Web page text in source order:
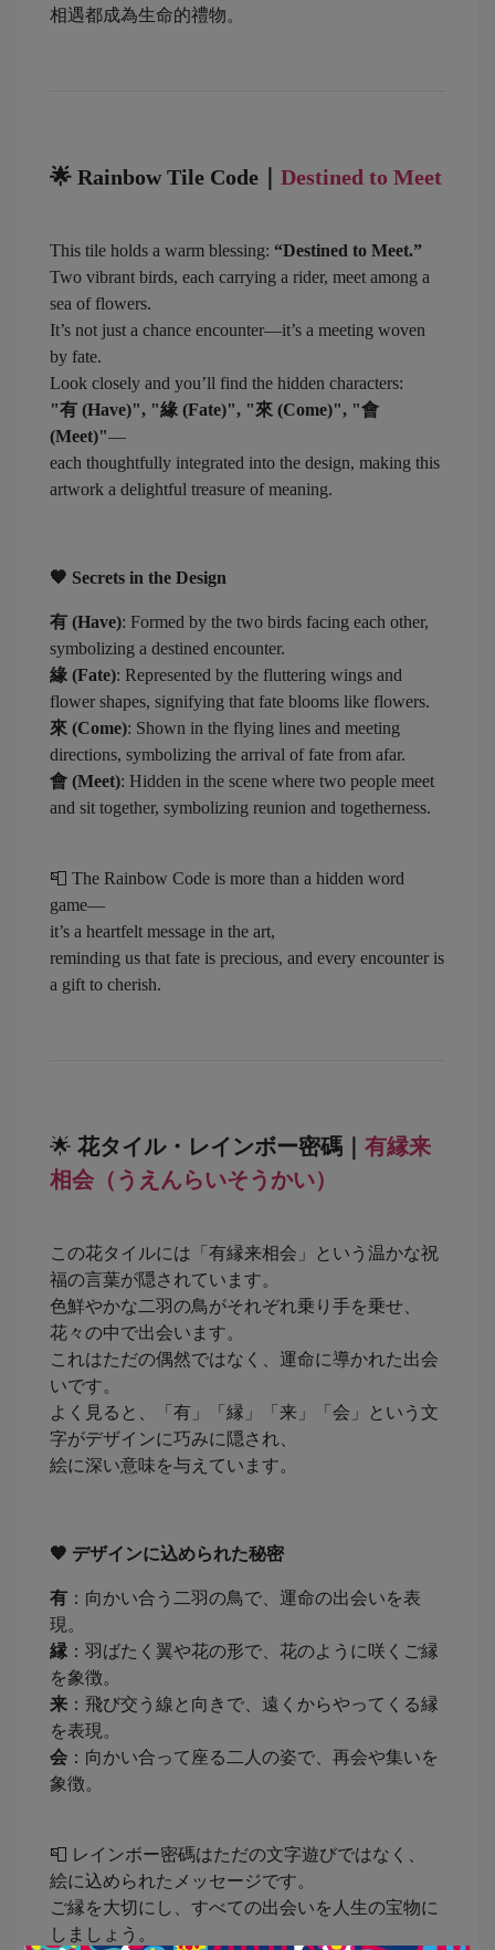
相遇都成為生命的禮物。
🌟 Rainbow Tile Code｜ Destined to Meet
This tile holds a warm blessing: “Destined to Meet.”
Two vibrant birds, each carrying a rider, meet among a
sea of flowers.
It’s not just a chance encounter—it’s a meeting woven
by fate.
Look closely and you’ll find the hidden characters:
"有 (Have)", "緣 (Fate)", "來 (Come)", "會
(Meet)"—
each thoughtfully integrated into the design, making this
artwork a delightful treasure of meaning.
🧡 Secrets in the Design
有 (Have): Formed by the two birds facing each other,
symbolizing a destined encounter.
緣 (Fate): Represented by the fluttering wings and
flower shapes, signifying that fate blooms like flowers.
來 (Come): Shown in the flying lines and meeting
directions, symbolizing the arrival of fate from afar.
會 (Meet): Hidden in the scene where two people meet
and sit together, symbolizing reunion and togetherness.
📮 The Rainbow Code is more than a hidden word
game—
it’s a heartfelt message in the art,
reminding us that fate is precious, and every encounter is
a gift to cherish.
🌟 花タイル・レインボー密碼｜ 有縁来
相会（うえんらいそうかい）
この花タイルには「有縁来相会」という温かな祝
福の言葉が隠されています。
色鮮やかな二羽の鳥がそれぞれ乗り手を乗せ、
花々の中で出会います。
これはただの偶然ではなく、運命に導かれた出会
いです。
よく見ると、「有」「縁」「来」「会」という文
字がデザインに巧みに隠され、
絵に深い意味を与えています。
🧡 デザインに込められた秘密
有 ：向かい合う二羽の鳥で、運命の出会いを表
現。
縁 ：羽ばたく翼や花の形で、花のように咲くご縁
を象徴。
来 ：飛び交う線と向きで、遠くからやってくる縁
を表現。
会 ：向かい合って座る二人の姿で、再会や集いを
象徴。
📮 レインボー密碼はただの文字遊びではなく、
絵に込められたメッセージです。
ご縁を大切にし、すべての出会いを人生の宝物に
しましょう。